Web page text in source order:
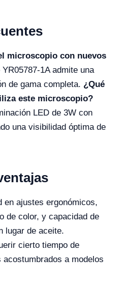
microscopio con nuevos
1A admite una
de gama completa. ¿Qué
este microscopio?
LED de 3W con
una visibilidad óptima de
en ajustes ergonómicos,
de color, y capacidad de
lugar de aceite.
cierto tiempo de
a modelos